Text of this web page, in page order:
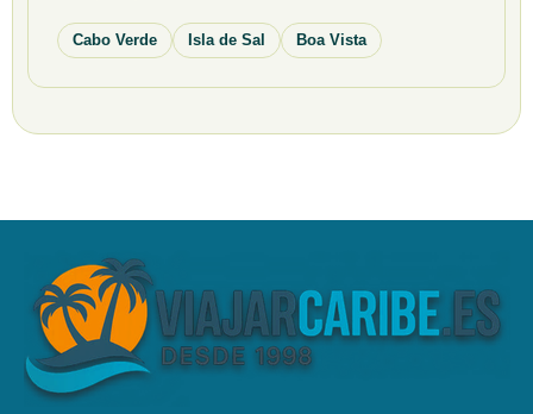
Cabo Verde Isla de Sal Boa Vista